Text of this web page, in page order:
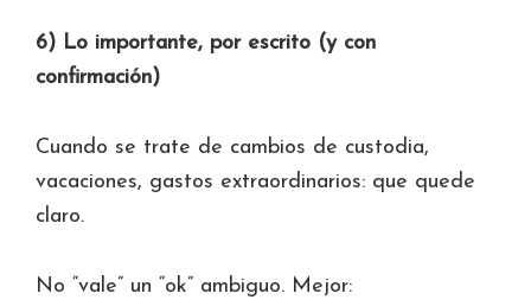
6) Lo importante, por escrito (y con
confirmación)
Cuando se trate de cambios de custodia,
vacaciones, gastos extraordinarios: que quede
claro.
No “vale” un “ok” ambiguo. Mejor: